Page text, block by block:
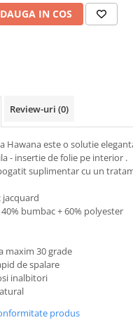
IN COS
Review-uri (0)
Hawana este o solutie
- insertie de folie pe interior .
suplimentar cu un
jacquard
bumbac + 60% polyester
maxim 30 grade
de spalare
inalbitori
produs